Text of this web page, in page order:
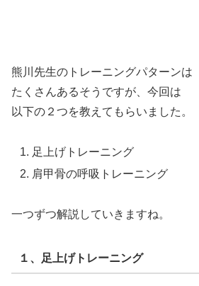
熊川先生のトレーニングパターンは
たくさんあるそうですが、今回は
以下の２つを教えてもらいました。
足上げトレーニング
肩甲骨の呼吸トレーニング
一つずつ解説していきますね。
１、足上げトレーニング